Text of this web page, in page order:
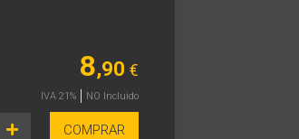
8,90 €
IVA 21% NO Incluido
COMPRAR